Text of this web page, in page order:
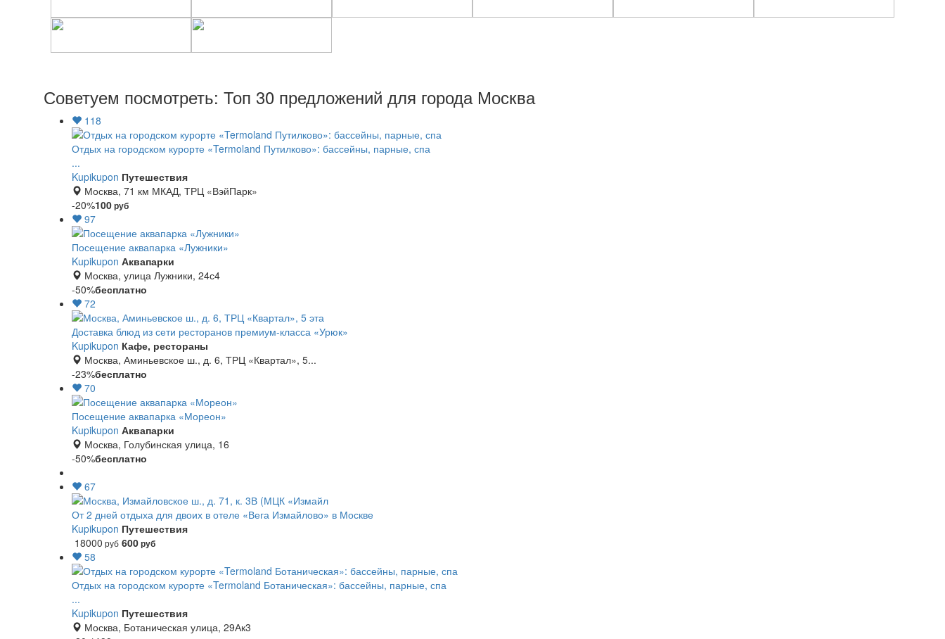
Советуем посмотреть: Топ 30 предложений для города Москва
118
Отдых на городском курорте «Termoland Путилково»: бассейны, парные, спа
...
Kupikupon Путешествия
Москва, 71 км МКАД, ТРЦ «ВэйПарк»
-20%100руб
97
Посещение аквапарка «Лужники»
Kupikupon Аквапарки
Москва, улица Лужники, 24с4
-50%бесплатно
72
Доставка блюд из сети ресторанов премиум-класса «Урюк»
Kupikupon Кафе, рестораны
Москва, Аминьевское ш., д. 6, ТРЦ «Квартал», 5...
-23%бесплатно
70
Посещение аквапарка «Мореон»
Kupikupon Аквапарки
Москва, Голубинская улица, 16
-50%бесплатно
67
От 2 дней отдыха для двоих в отеле «Вега Измайлово» в Москве
Kupikupon Путешествия
18000 руб 600руб
58
Отдых на городском курорте «Termoland Ботаническая»: бассейны, парные, спа
...
Kupikupon Путешествия
Москва, Ботаническая улица, 29Ак3